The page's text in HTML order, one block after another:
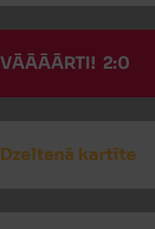
VĀĀĀĀRTI! 2:0
Dzeltenā kartīte